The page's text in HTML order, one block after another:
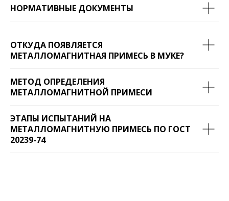
НОРМАТИВНЫЕ ДОКУМЕНТЫ
ОТКУДА ПОЯВЛЯЕТСЯ
МЕТАЛЛОМАГНИТНАЯ ПРИМЕСЬ В МУКЕ?
МЕТОД ОПРЕДЕЛЕНИЯ
МЕТАЛЛОМАГНИТНОЙ ПРИМЕСИ
ЭТАПЫ ИСПЫТАНИЙ НА
МЕТАЛЛОМАГНИТНУЮ ПРИМЕСЬ ПО ГОСТ
20239-74